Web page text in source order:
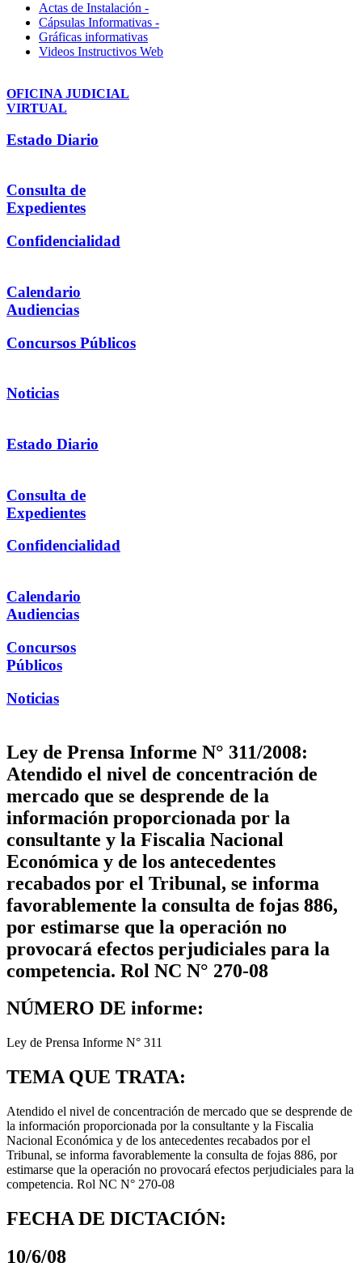
Actas de Instalación -
Cápsulas Informativas -
Gráficas informativas
Videos Instructivos Web
OFICINA JUDICIAL
VIRTUAL
Estado Diario
Consulta de
Expedientes
Confidencialidad
Calendario
Audiencias
Concursos Públicos
Noticias
Estado Diario
Consulta de
Expedientes
Confidencialidad
Calendario
Audiencias
Concursos
Públicos
Noticias
Ley de Prensa Informe N° 311/2008:
Atendido el nivel de concentración de
mercado que se desprende de la
información proporcionada por la
consultante y la Fiscalia Nacional
Económica y de los antecedentes
recabados por el Tribunal, se informa
favorablemente la consulta de fojas 886,
por estimarse que la operación no
provocará efectos perjudiciales para la
competencia. Rol NC N° 270-08
NÚMERO DE informe:
Ley de Prensa Informe N° 311
TEMA QUE TRATA:
Atendido el nivel de concentración de mercado que se desprende de
la información proporcionada por la consultante y la Fiscalia
Nacional Económica y de los antecedentes recabados por el
Tribunal, se informa favorablemente la consulta de fojas 886, por
estimarse que la operación no provocará efectos perjudiciales para la
competencia. Rol NC N° 270-08
FECHA DE DICTACIÓN:
10/6/08